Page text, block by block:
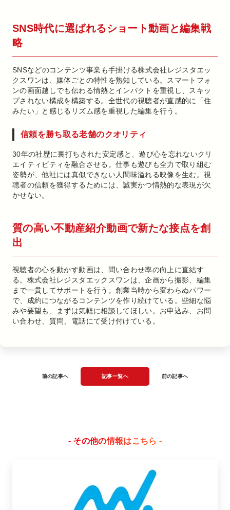
SNS時代に選ばれるショート動画と編集戦
略
SNSなどのコンテンツ事業も手掛ける株式会社レジスタエッ
クスワンは、媒体ごとの特性を熟知している。スマートフォ
ンの画面越しでも伝わる情熱とインパクトを重視し、スキッ
プされない構成を構築する。全世代の視聴者が直感的に「住
みたい」と感じるリズム感を重視した編集を行う。
信頼を勝ち取る老舗のクオリティ
30年の社歴に裏打ちされた安定感と、遊び心を忘れないクリ
エイティビティを融合させる。仕事も遊びも全力で取り組む
姿勢が、他社には真似できない人間味溢れる映像を生む。視
聴者の信頼を獲得するためには、誠実かつ情熱的な表現が欠
かせない。
質の高い不動産紹介動画で新たな接点を創
出
視聴者の心を動かす動画は、問い合わせ率の向上に直結す
る。株式会社レジスタエックスワンは、企画から撮影、編集
まで一貫してサポートを行う。創業当時から変わらぬパワー
で、成約につながるコンテンツを作り続けている。些細な悩
みや要望も、まずは気軽に相談してほしい。お申込み、お問
い合わせ、質問、電話にて受け付けている。
前の記事へ 記事一覧へ 前の記事へ
- その他の情報はこちら -